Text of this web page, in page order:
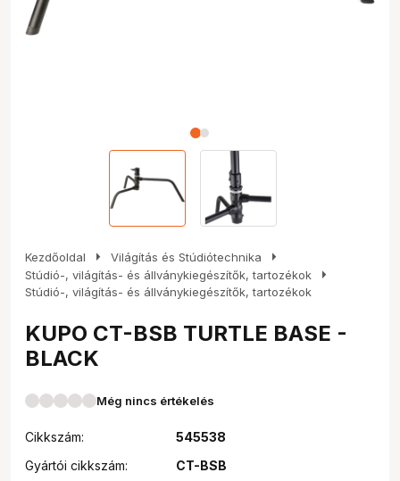
Kezdőoldal arrow_right Világítás és Stúdiótechnika arrow_right
Stúdió-, világítás- és állványkiegészítők, tartozékok arrow_right
Stúdió-, világítás- és állványkiegészítők, tartozékok
KUPO CT-BSB TURTLE BASE -
BLACK
Még nincs értékelés
Cikkszám:
545538
Gyártói cikkszám:
CT-BSB